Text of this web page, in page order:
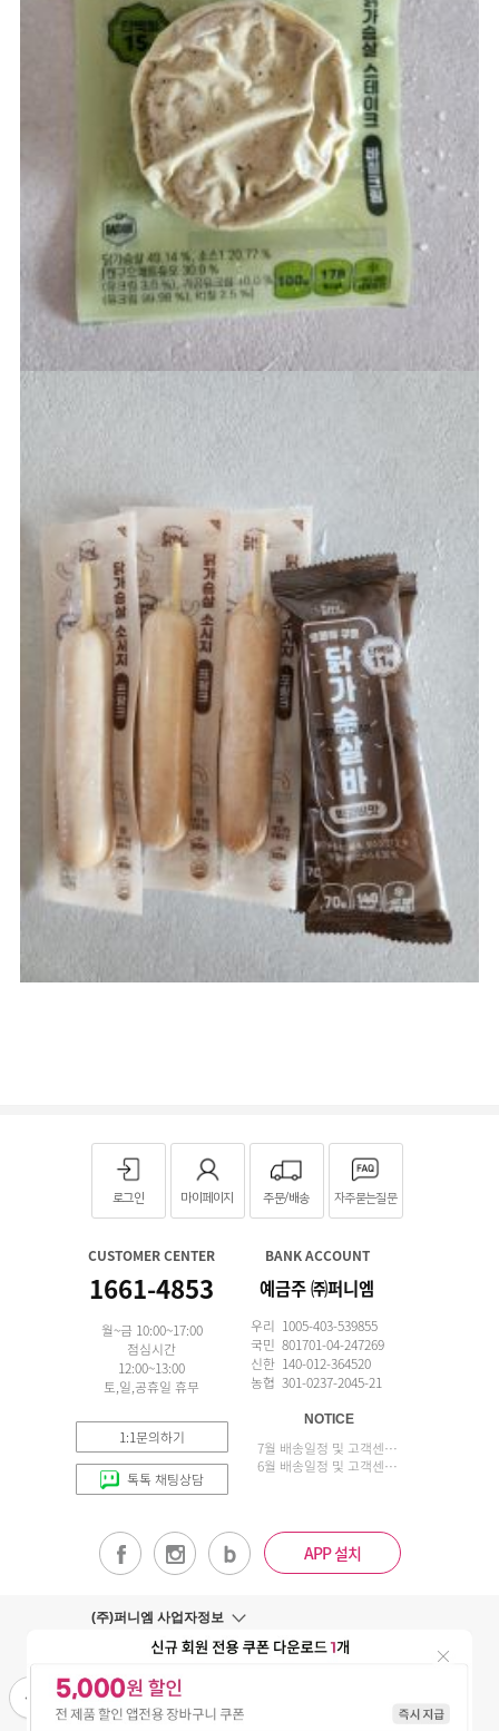
로그인 마이페이지 주문/배송 자주묻는질문
CUSTOMER CENTER
1661-4853
월~금 10:00~17:00
점심시간
12:00~13:00
토,일,공휴일 휴무
1:1문의하기
톡톡 채팅상담
BANK ACCOUNT
예금주 ㈜퍼니엠
우리 1005-403-539855
국민 801701-04-247269
신한 140-012-364520
농협 301-0237-2045-21
NOTICE
7월 배송일정 및 고객센터 업무 안내
6월 배송일정 및 고객센터 업무 안내
APP 설치
(주)퍼니엠 사업자정보